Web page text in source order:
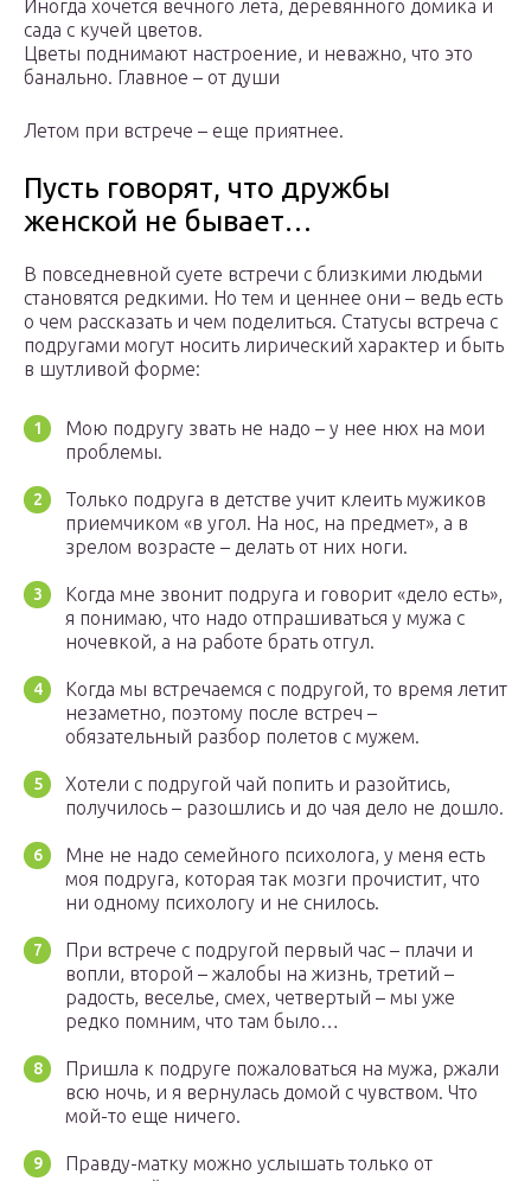
Иногда хочется вечного лета, деревянного домика и
сада с кучей цветов.
Цветы поднимают настроение, и неважно, что это
банально. Главное – от души
Летом при встрече – еще приятнее.
Пусть говорят, что дружбы
женской не бывает…
В повседневной суете встречи с близкими людьми
становятся редкими. Но тем и ценнее они – ведь есть
о чем рассказать и чем поделиться. Статусы встреча с
подругами могут носить лирический характер и быть
в шутливой форме:
Мою подругу звать не надо – у нее нюх на мои
проблемы.
Только подруга в детстве учит клеить мужиков
приемчиком «в угол. На нос, на предмет», а в
зрелом возрасте – делать от них ноги.
Когда мне звонит подруга и говорит «дело есть»,
я понимаю, что надо отпрашиваться у мужа с
ночевкой, а на работе брать отгул.
Когда мы встречаемся с подругой, то время летит
незаметно, поэтому после встреч –
обязательный разбор полетов с мужем.
Хотели с подругой чай попить и разойтись,
получилось – разошлись и до чая дело не дошло.
Мне не надо семейного психолога, у меня есть
моя подруга, которая так мозги прочистит, что
ни одному психологу и не снилось.
При встрече с подругой первый час – плачи и
вопли, второй – жалобы на жизнь, третий –
радость, веселье, смех, четвертый – мы уже
редко помним, что там было…
Пришла к подруге пожаловаться на мужа, ржали
всю ночь, и я вернулась домой с чувством. Что
мой-то еще ничего.
Правду-матку можно услышать только от